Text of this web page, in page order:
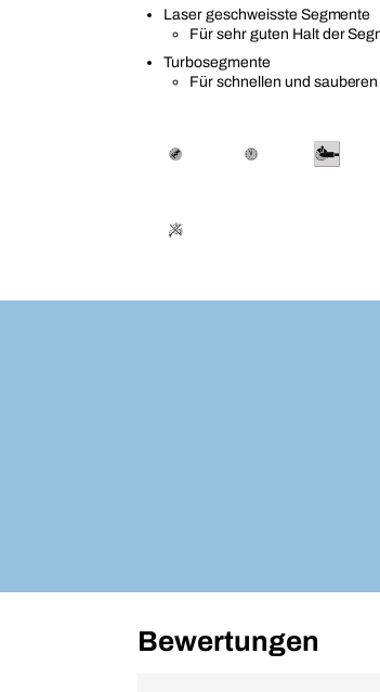
Laser geschweisste Segmente
Für sehr guten Halt der
Turbosegmente
Für schnellen und
Bewertungen